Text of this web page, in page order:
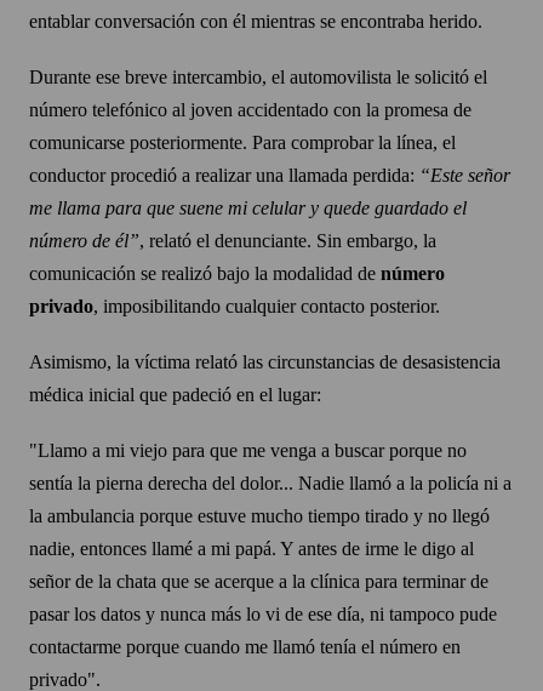
entablar conversación con él mientras se encontraba herido.
Durante ese breve intercambio, el automovilista le solicitó el
número telefónico al joven accidentado con la promesa de
comunicarse posteriormente. Para comprobar la línea, el
conductor procedió a realizar una llamada perdida: “Este señor
me llama para que suene mi celular y quede guardado el
número de él”, relató el denunciante. Sin embargo, la
comunicación se realizó bajo la modalidad de número
privado, imposibilitando cualquier contacto posterior.
Asimismo, la víctima relató las circunstancias de desasistencia
médica inicial que padeció en el lugar:
"Llamo a mi viejo para que me venga a buscar porque no
sentía la pierna derecha del dolor... Nadie llamó a la policía ni a
la ambulancia porque estuve mucho tiempo tirado y no llegó
nadie, entonces llamé a mi papá. Y antes de irme le digo al
señor de la chata que se acerque a la clínica para terminar de
pasar los datos y nunca más lo vi de ese día, ni tampoco pude
contactarme porque cuando me llamó tenía el número en
privado".